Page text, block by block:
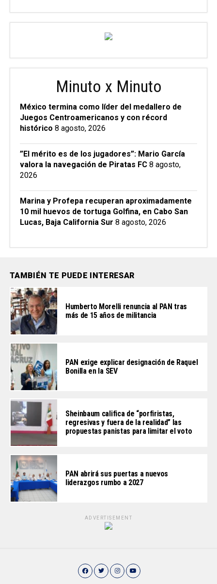
Minuto x Minuto
México termina como líder del medallero de
Juegos Centroamericanos y con récord
histórico 8 agosto, 2026
”El mérito es de los jugadores”: Mario García
valora la navegación de Piratas FC 8 agosto,
2026
Marina y Profepa recuperan aproximadamente
10 mil huevos de tortuga Golfina, en Cabo San
Lucas, Baja California Sur 8 agosto, 2026
TAMBIÉN TE PUEDE INTERESAR
Humberto Morelli renuncia al PAN tras
más de 15 años de militancia
PAN exige explicar designación de Raquel
Bonilla en la SEV
Sheinbaum califica de “porfiristas,
regresivas y fuera de la realidad” las
propuestas panistas para limitar el voto
PAN abrirá sus puertas a nuevos
liderazgos rumbo a 2027
ADVERTISEMENT